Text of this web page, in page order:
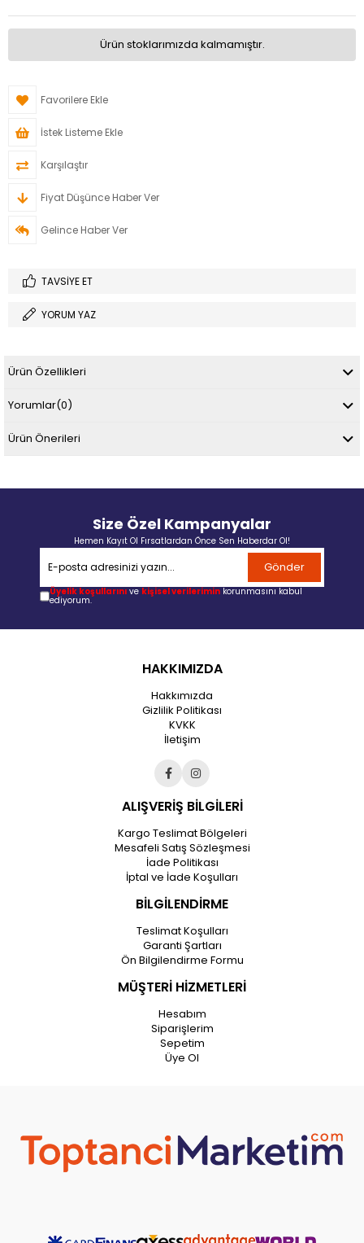
Ürün stoklarımızda kalmamıştır.
Favorilere Ekle
İstek Listeme Ekle
Karşılaştır
Fiyat Düşünce Haber Ver
Gelince Haber Ver
TAVSIYE ET
YORUM YAZ
Ürün Özellikleri
Yorumlar(0)
Ürün Önerileri
Size Özel Kampanyalar
Hemen Kayıt Ol Fırsatlardan Önce Sen Haberdar Ol!
Gönder
Üyelik koşullarını ve kişisel verilerimin korunmasını kabul
ediyorum.
HAKKIMIZDA
Hakkımızda
Gizlilik Politikası
KVKK
İletişim
ALIŞVERİŞ BİLGİLERİ
Kargo Teslimat Bölgeleri
Mesafeli Satış Sözleşmesi
İade Politikası
İptal ve İade Koşulları
BİLGİLENDİRME
Teslimat Koşulları
Garanti Şartları
Ön Bilgilendirme Formu
MÜŞTERİ HİZMETLERİ
Hesabım
Siparişlerim
Sepetim
Üye Ol